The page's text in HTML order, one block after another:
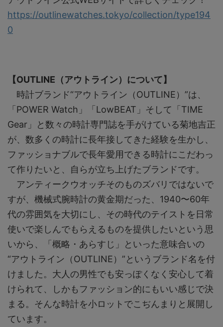
https://outlinewatches.tokyo/collection/type194
0
【OUTLINE（アウトライン）について】
時計ブランド“アウトライン（OUTLINE）”は、
「POWER Watch」「LowBEAT」そして「TIME
Gear」と数々の時計専門誌を手がけている菊地吉正
が、数多くの時計に長年接してきた経験を生かし、
ファッショナブルで長年愛用できる時計にこだわっ
て作りたいと、自らが立ち上げたブランドです。
アンティークウオッチそのものズバリではないで
すが、機械式腕時計の黄金期だった、1940〜60年
代の雰囲気を大切にし、その時代のテイストを日常
使いで楽しんでもらえるものを提供したいという思
いから、「概略・あらすじ」といった意味合いの
“アウトライン（OUTLINE）”というブランド名を付
けました。大人の男性でも安っぽくなく安心して着
けられて、しかもファッション的にもいい感じで決
まる。そんな時計を小ロットでこぢんまりと展開し
ています。